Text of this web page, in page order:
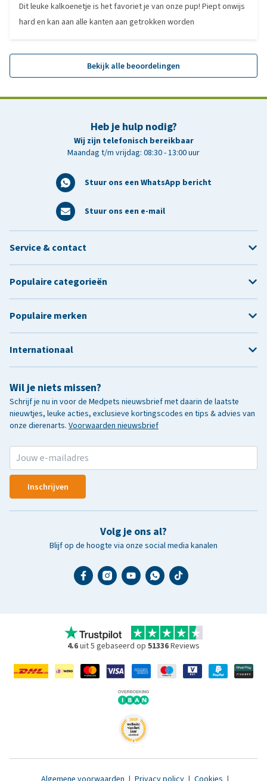
Dit leuke kalkoenetje is het favoriet je van onze pup! Piept onwijs
hard en kan aan alle kanten aan getrokken worden
Bekijk alle beoordelingen
Heb je hulp nodig?
Wij zijn telefonisch bereikbaar
Maandag t/m vrijdag: 08:30 - 13:00 uur
Stuur ons een WhatsApp bericht
Stuur ons een e-mail
Wil je niets missen?
Schrijf je nu in voor de Medpets nieuwsbrief met daarin de laatste
nieuwtjes, leuke acties, exclusieve kortingscodes en tips & advies van
onze dierenarts. Voorwaarden nieuwsbrief
Inschrijven
Volg je ons al?
Blijf op de hoogte via onze social media kanalen
Service & contact
Populaire categorieën
Populaire merken
Internationaal
4.6uit 5 gebaseerd op 51336Reviews